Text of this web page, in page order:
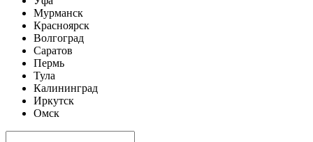
Мурманск
Красноярск
Волгоград
Саратов
Пермь
Тула
Калининград
Иркутск
Омск